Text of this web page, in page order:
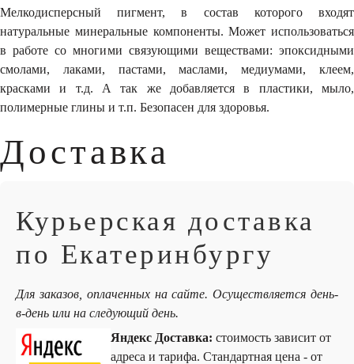
Мелкодисперсный пигмент, в состав которого входят
натуральные минеральные компоненты. Может использоваться
в работе со многими связующими веществами: эпоксидными
смолами, лаками, пастами, маслами, медиумами, клеем,
красками и т.д. А так же добавляется в пластики, мыло,
полимерные глины и т.п. Безопасен для здоровья.
Доставка
Курьерская доставка
по Екатеринбургу
Для заказов, оплаченных на сайте. Осуществляется день-
в-день или на следующий день.
Яндекс Доставка: стоимость зависит от
адреса и тарифа. Стандартная цена - от